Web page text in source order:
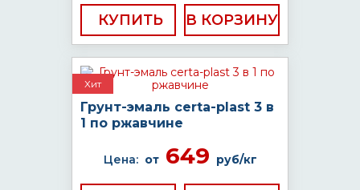
КУПИТЬ
Хит
Грунт-эмаль certa-plast 3 в
1 по ржавчине
Цена: от649 руб/кг